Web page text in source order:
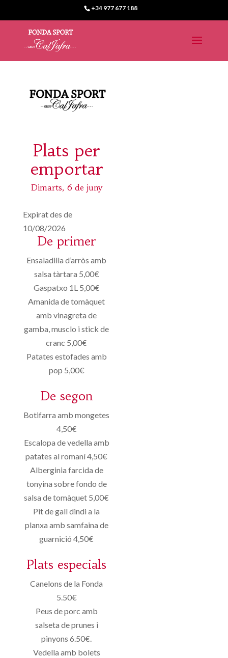
+34 977 677 188
Plats per
emportar
Dimarts, 6 de juny
Expirat des de
10/08/2026
De primer
Ensaladilla d’arròs amb
salsa tàrtara 5,00€
Gaspatxo 1L 5,00€
Amanida de tomàquet
amb vinagreta de
gamba, musclo i stick de
cranc 5,00€
Patates estofades amb
pop 5,00€
De segon
Botifarra amb mongetes
4,50€
Escalopa de vedella amb
patates al romaní 4,50€
Alberginia farcida de
tonyina sobre fondo de
salsa de tomàquet 5,00€
Pit de gall dindi a la
planxa amb samfaina de
guarnició 4,50€
Plats especials
Canelons de la Fonda
5.50€
Peus de porc amb
salseta de prunes i
pinyons 6.50€.
Vedella amb bolets